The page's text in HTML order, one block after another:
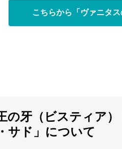
こちらから「ヴァニタ
の牙（ビスティア
サド」について